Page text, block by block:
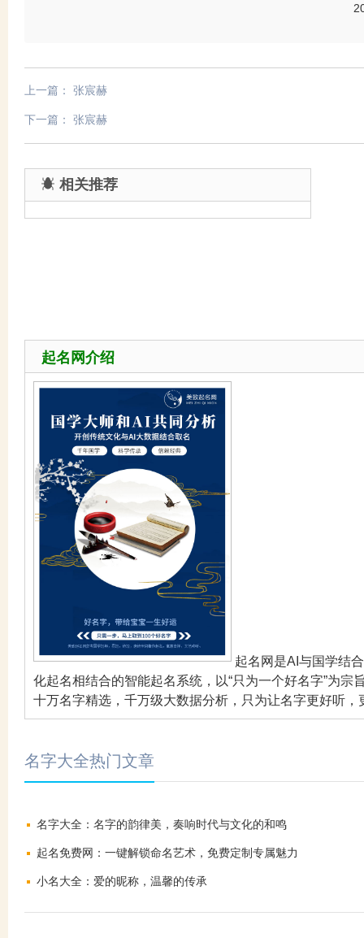
上一篇： 张宸赫
下一篇： 张宸赫
相关推荐
起名网介绍
起名网是AI与国学结
化起名相结合的智能起名系统，以“只为一个好名字”为
十万名字精选，千万级大数据分析，只为让名字更好听，
名字大全热门文章
名字大全：名字的韵律美，奏响时代与文化的和鸣
起名免费网：一键解锁命名艺术，免费定制专属魅力
小名大全：爱的昵称，温馨的传承